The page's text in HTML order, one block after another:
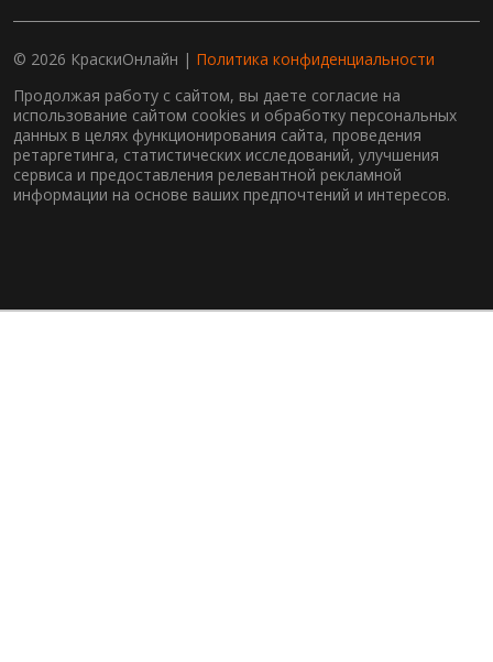
© 2026 КраскиОнлайн | Политика конфиденциальности
Продолжая работу с сайтом, вы даете согласие на
использование сайтом cookies и обработку персональных
данных в целях функционирования сайта, проведения
ретаргетинга, статистических исследований, улучшения
сервиса и предоставления релевантной рекламной
информации на основе ваших предпочтений и интересов.